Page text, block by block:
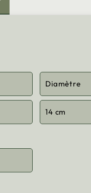
Diamètre
14 cm